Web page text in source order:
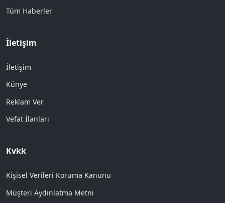
Tüm Haberler
İletişim
İletişim
Künye
Reklam Ver
Vefat İlanları
Kvkk
Kişisel Verileri Koruma Kanunu
Müşteri Aydınlatma Metni